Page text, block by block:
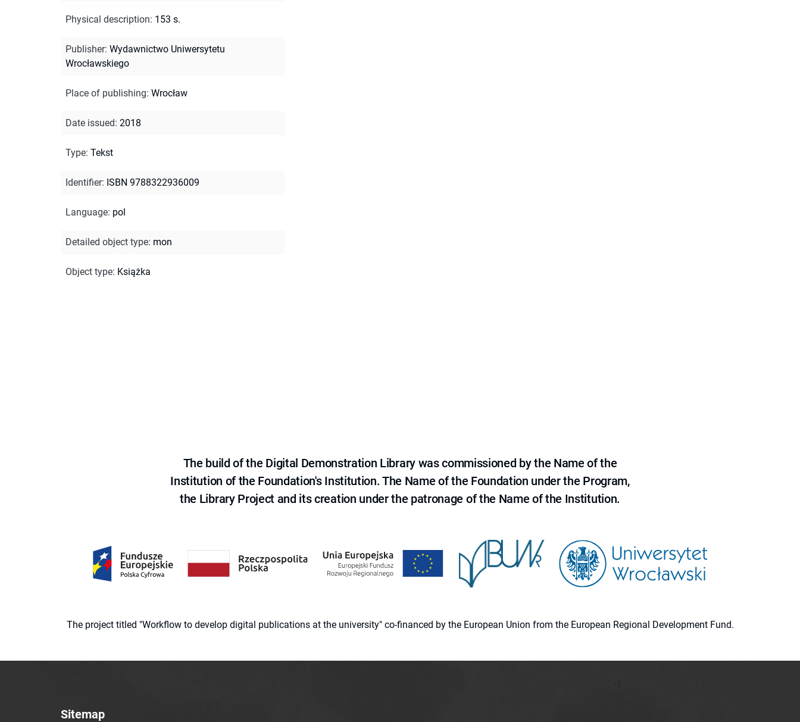
Physical description: 153 s.
Publisher: Wydawnictwo Uniwersytetu
Wrocławskiego
Place of publishing: Wrocław
Date issued: 2018
Type: Tekst
Identifier: ISBN 9788322936009
Language: pol
Detailed object type: mon
Object type: Książka
The build of the Digital Demonstration Library was commissioned by the Name of the
Institution of the Foundation's Institution. The Name of the Foundation under the Program,
the Library Project and its creation under the patronage of the Name of the Institution.
The project titled "Workflow to develop digital publications at the university" co-financed by the European Union from the European Regional Development Fund.
Sitemap